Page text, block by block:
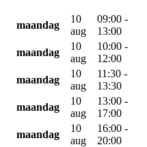
maandag
10
aug
09:00 -
13:00
maandag
10
aug
10:00 -
12:00
maandag
10
aug
11:30 -
13:30
maandag
10
aug
13:00 -
17:00
maandag
10
aug
16:00 -
20:00